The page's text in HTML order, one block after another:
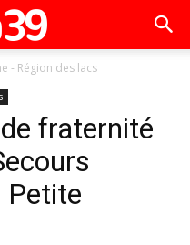
- Région des lacs
fraternité
Petite